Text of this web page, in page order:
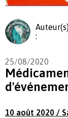
:
25/08/2020
10 août 2020 /